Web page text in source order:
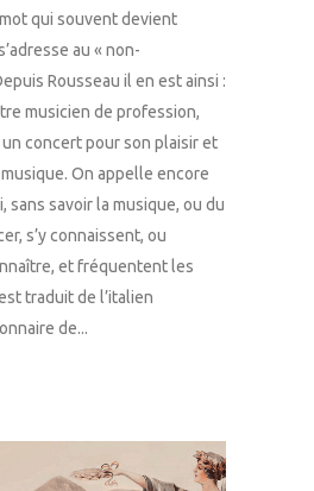
qui souvent devient
au « non-
Rousseau il en est ainsi :
musicien de profession,
concert pour son plaisir et
On appelle encore
sans savoir la musique, ou du
s’y connaissent, ou
et fréquentent les
traduit de l’italien
de...